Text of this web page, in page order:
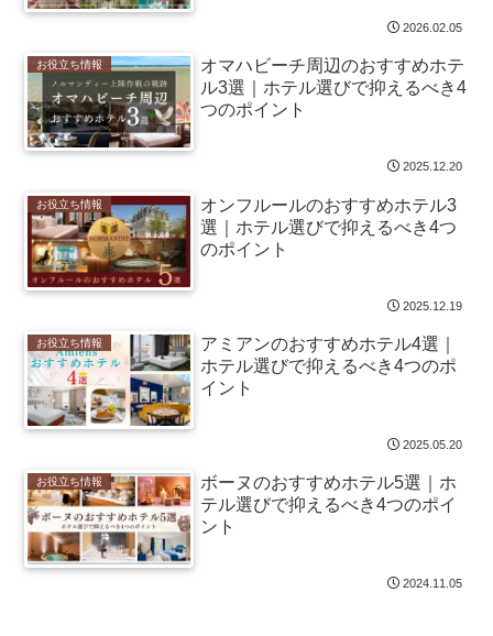
2026.02.05
お役立ち情報
オマハビーチ周辺のおすすめホテ
ル3選｜ホテル選びで抑えるべき4
つのポイント
2025.12.20
お役立ち情報
オンフルールのおすすめホテル3
選｜ホテル選びで抑えるべき4つ
のポイント
2025.12.19
お役立ち情報
アミアンのおすすめホテル4選｜
ホテル選びで抑えるべき4つのポ
イント
2025.05.20
お役立ち情報
ボーヌのおすすめホテル5選｜ホ
テル選びで抑えるべき4つのポイ
ント
2024.11.05